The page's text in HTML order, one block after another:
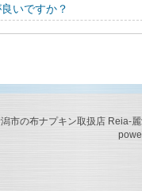
いですか？
市の布ナプキン取扱店 Reia-